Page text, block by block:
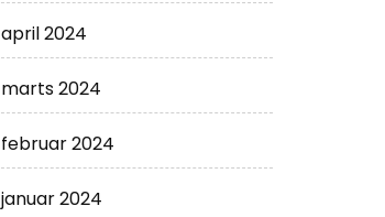
april 2024
marts 2024
februar 2024
januar 2024